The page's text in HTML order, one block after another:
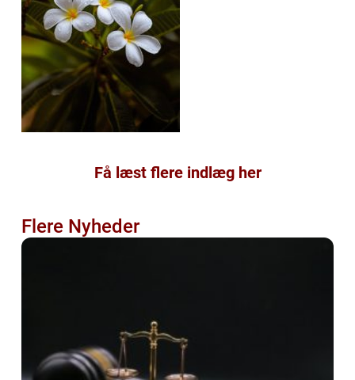
Få læst flere indlæg her
Flere Nyheder